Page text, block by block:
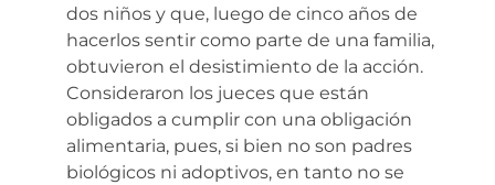
dos niños y que, luego de cinco años de
hacerlos sentir como parte de una familia,
obtuvieron el desistimiento de la acción.
Consideraron los jueces que están
obligados a cumplir con una obligación
alimentaria, pues, si bien no son padres
biológicos ni adoptivos, en tanto no se